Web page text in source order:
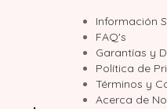
Información
FAQ's
Garantías y
Política de
Términos y
Acerca de